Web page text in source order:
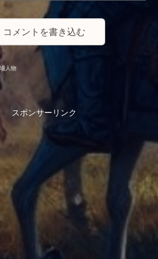
コメントを書き込む
人物
スポンサーリンク